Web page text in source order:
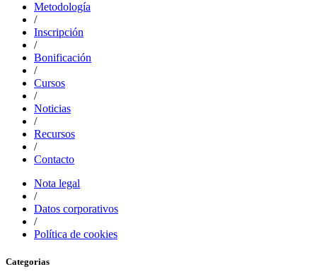
Metodología
/
Inscripción
/
Bonificación
/
Cursos
/
Noticias
/
Recursos
/
Contacto
Nota legal
/
Datos corporativos
/
Política de cookies
Categorias